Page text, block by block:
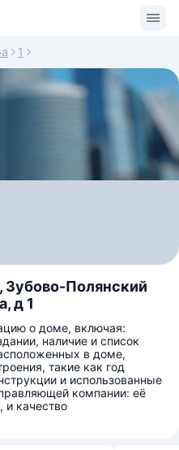
1
Зубово-Полянский
д 1
о доме, включая:
наличие и список
в доме,
такие как год
и использованные
компании: её
и качество